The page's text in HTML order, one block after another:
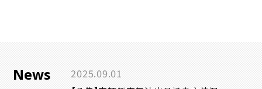
News 2025.09.01